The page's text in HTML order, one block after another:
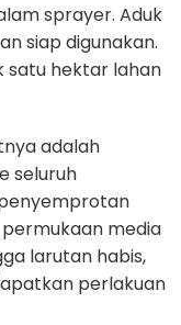
sprayer. Aduk
siap digunakan.
satu hektar lahan
adalah
seluruh
media
larutan habis,
perlakuan